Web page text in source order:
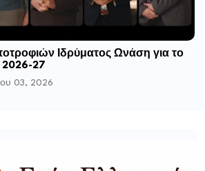
Ιδρύματος Ωνάση για το
2026-27
03, 2026